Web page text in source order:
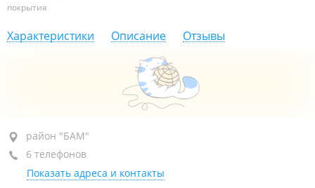
покрытия
Характеристики Описание Отзывы
район "БАМ", ул. Иртышская, 23 стр. 3
+7 914 791-92-20
+7 (423) 271-92-20
район "БАМ"
6 телефонов
Показать адреса и контакты